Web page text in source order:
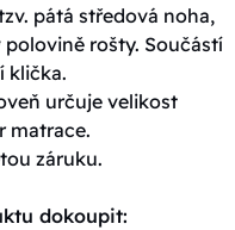
pátá středová noha,
rošty. Součástí
klička.
určuje velikost
matrace.
záruku.
dokoupit: